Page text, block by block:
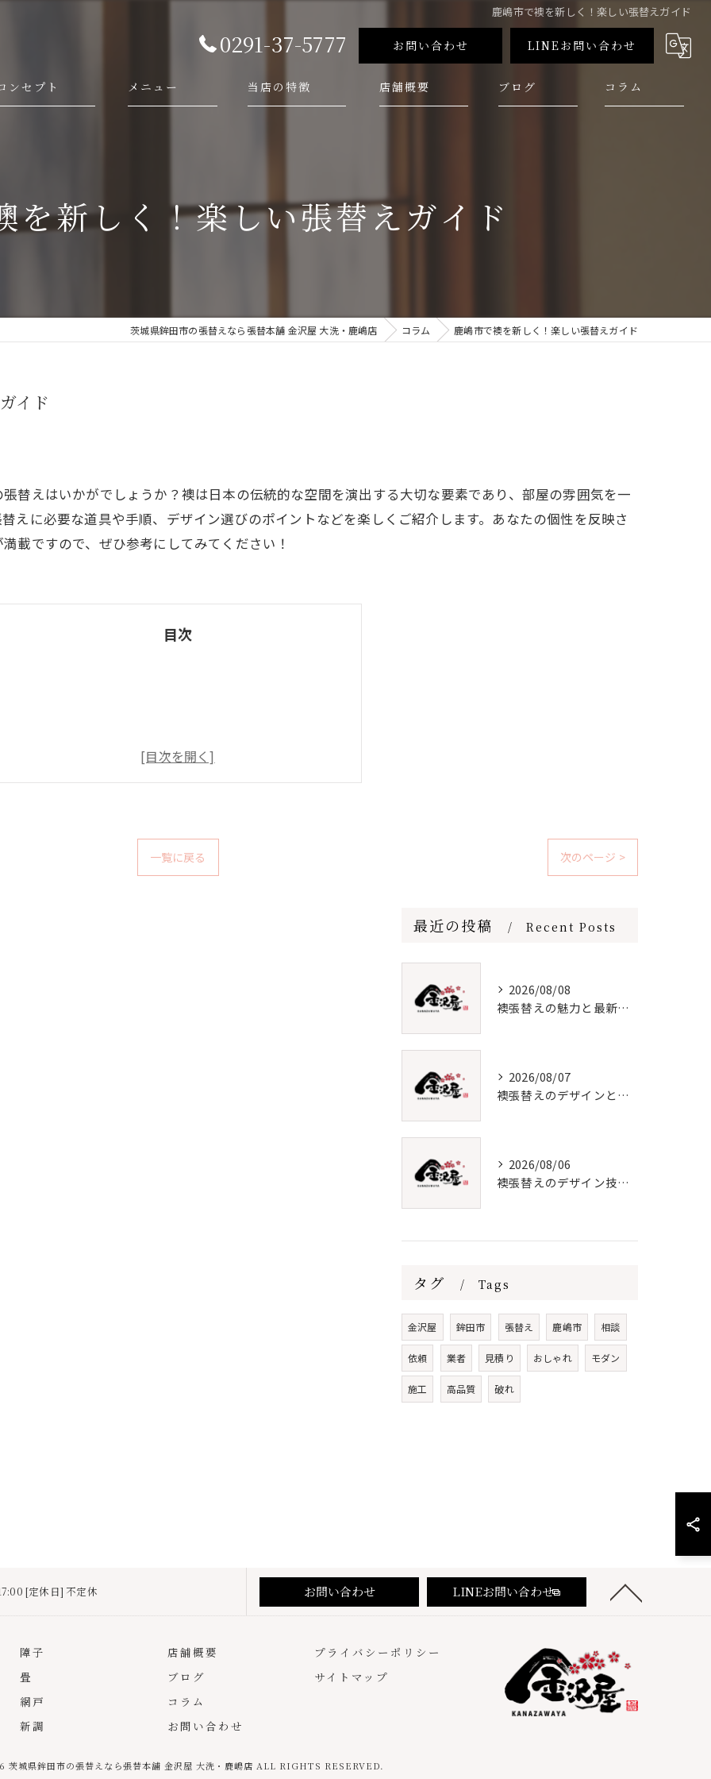
鹿嶋市で襖を新しく！楽しい張替えガイド
0291-37-5777 お問い合わせ LINEお問い合わせ
ンセプト メニュー 当店の特徴
畳
店舗概要 ブログ コラム
を新しく！楽しい張替えガイド
茨城県鉾田市の張替えなら張替本舗 金沢屋 大洗・鹿嶋店 コラム 鹿嶋市で襖を新しく！楽しい張替えガイド
イド
替えはいかがでしょうか？襖は日本の伝統的な空間を演出する大切な要素であり、部屋の雰囲気を一
えに必要な道具や手順、デザイン選びのポイントなどを楽しくご紹介します。あなたの個性を反映さ
載ですので、ぜひ参考にしてみてください！
目次
一覧に戻る 次のページ >
最近の投稿 Recent Posts
2026/08/08
襖張替えの魅力と最新デザイン技術
2026/08/07
襖張替えのデザインと価格徹底解説
2026/08/06
襖張替えのデザイン技術とメンテナンス法
タグ Tags
金沢屋 鉾田市 張替え 鹿嶋市 相談
依頼 業者 見積り おしゃれ モダン
施工 高品質 破れ
[定休日] 不定休 お問い合わせ LINEお問い合わせ
障子
畳
網戸
新調
店舗概要
ブログ
コラム
お問い合わせ
プライバシーポリシー
サイトマップ
茨城県鉾田市の張替えなら張替本舗 金沢屋 大洗・鹿嶋店 ALL RIGHTS RESERVED.